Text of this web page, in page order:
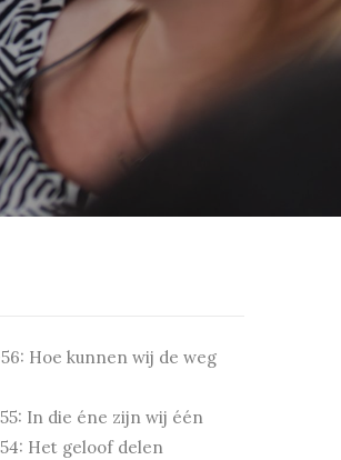
Hoe kunnen wij de weg
In die éne zijn wij één
Het geloof delen